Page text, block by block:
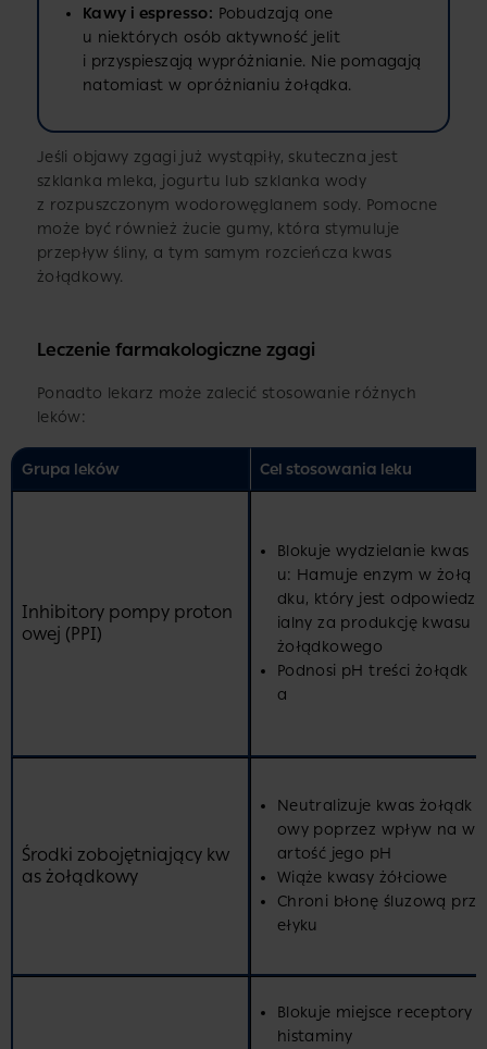
Kawy i espresso: Pobudzają one
u niektórych osób aktywność jelit
i przyspieszają wypróżnianie. Nie pomagają
natomiast w opróżnianiu żołądka.
Jeśli objawy zgagi już wystąpiły, skuteczna jest
szklanka mleka, jogurtu lub szklanka wody
z rozpuszczonym wodorowęglanem sody. Pomocne
może być również żucie gumy, która stymuluje
przepływ śliny, a tym samym rozcieńcza kwas
żołądkowy.
Leczenie farmakologiczne zgagi
Ponadto lekarz może zalecić stosowanie różnych
leków:
Grupa leków Cel stosowania leku
Inhibitory pompy proton
owej (PPI)
Blokuje wydzielanie kwas
u: Hamuje enzym w żołą
dku, który jest odpowiedz
ialny za produkcję kwasu
żołądkowego
Podnosi pH treści żołądk
a
Środki zobojętniający kw
as żołądkowy
Neutralizuje kwas żołądk
owy poprzez wpływ na w
artość jego pH
Wiąże kwasy żółciowe
Chroni błonę śluzową prz
ełyku
Blokuje miejsce receptory
histaminy